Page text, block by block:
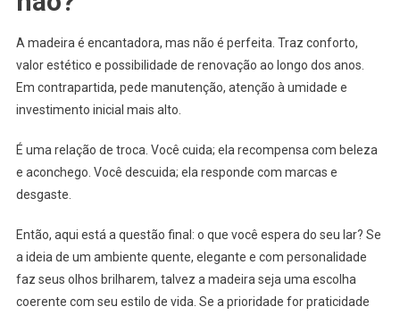
A madeira é encantadora, mas não é perfeita. Traz conforto,
valor estético e possibilidade de renovação ao longo dos anos.
Em contrapartida, pede manutenção, atenção à umidade e
investimento inicial mais alto.
É uma relação de troca. Você cuida; ela recompensa com beleza
e aconchego. Você descuida; ela responde com marcas e
desgaste.
Então, aqui está a questão final: o que você espera do seu lar? Se
a ideia de um ambiente quente, elegante e com personalidade
faz seus olhos brilharem, talvez a madeira seja uma escolha
coerente com seu estilo de vida. Se a prioridade for praticidade